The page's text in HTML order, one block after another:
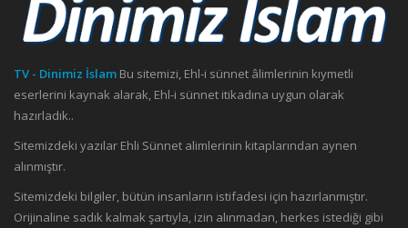
TV - Dinimiz İslam Bu sitemizi, Ehl-i sünnet âlimlerinin kıymetli
eserlerini kaynak alarak, Ehl-i sünnet itikadına uygun olarak
hazırladık..
Sitemizdeki yazılar Ehli Sünnet alimlerinin kitaplarından aynen
alınmıştır.
Sitemizdeki bilgiler, bütün insanların istifadesi için hazırlanmıştır.
Orijinaline sadık kalmak şartıyla, izin alınmadan, herkes istediği gibi